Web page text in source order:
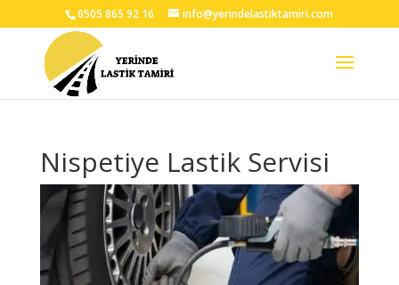
0505 865 92 16 info@yerindelastiktamiri.com
Nispetiye Lastik Servisi